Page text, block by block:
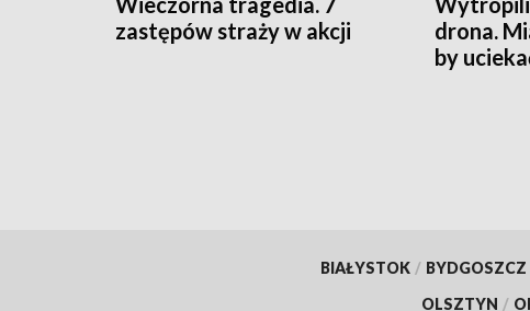
zastępów straży w akcji
drona.
by
BIAŁYSTOK / BYDGOSZCZ
OLSZTYN /